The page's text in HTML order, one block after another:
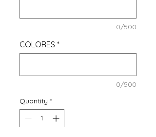
0/500
COLORES *
0/500
Quantity *